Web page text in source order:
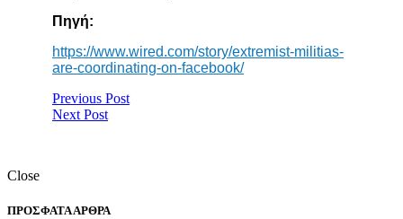
Πηγή:
https://www.wired.com/story/extremist-militias-
are-coordinating-on-facebook/
Previous Post
Next Post
Close
ΠΡΟΣΦΑΤΑ ΑΡΘΡΑ